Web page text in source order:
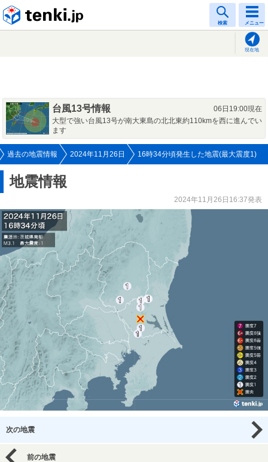
検索 メニュー
現在地
台風13号情報
06日19:00現在
大型で強い台風13号が南大東島の北北東約110kmを西に進んでい
ます
過去の地震情報 2024年11月26日 16時34分頃発生した地震(最大震度1)
地震情報
2024年11月26日16:37発表
次の地震
前の地震